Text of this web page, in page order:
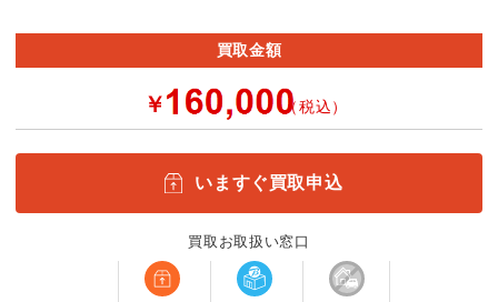
買取金額
￥ （税込）
いますぐ買取申込
買取お取扱い窓口